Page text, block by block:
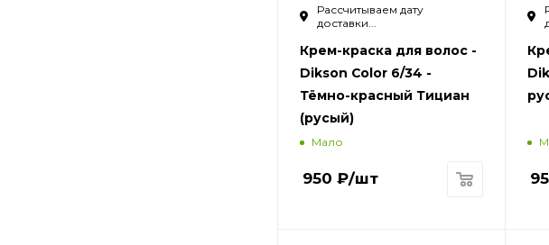
Рассчитываем дату
доставки...
Крем-краска для волос -
Dikson Color 6/34 -
Тёмно-красный Тициан
(русый)
Мало
950 ₽/шт